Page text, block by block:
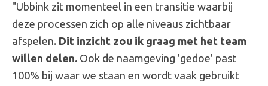
"Ubbink zit momenteel in een transitie waarbij
deze processen zich op alle niveaus zichtbaar
afspelen. Dit inzicht zou ik graag met het team
willen delen. Ook de naamgeving 'gedoe' past
100% bij waar we staan en wordt vaak gebruikt